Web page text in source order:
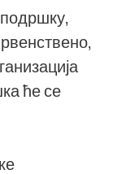
ће се